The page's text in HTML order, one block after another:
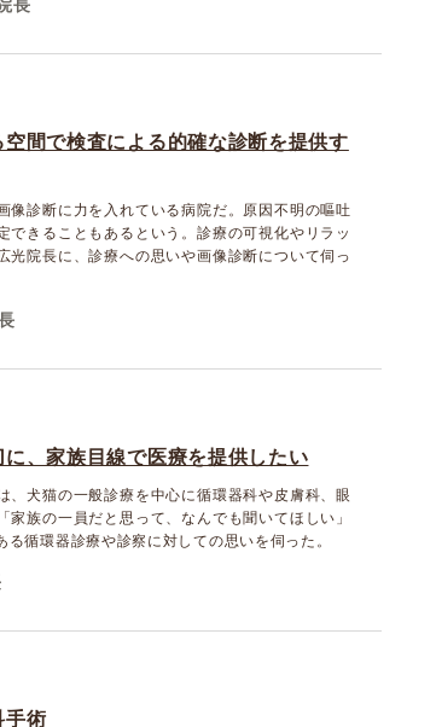
長
間で検査による的確な診断を提供す
像診断に力を入れている病院だ。原因不明の嘔吐
できることもあるという。診療の可視化やリラッ
光院長に、診療への思いや画像診断について伺っ
、家族目線で医療を提供したい
、犬猫の一般診療を中心に循環器科や皮膚科、眼
族の一員だと思って、なんでも聞いてほしい」
循環器診療や診察に対しての思いを伺った。
手術